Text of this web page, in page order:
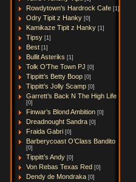
Rowdytown's Hardrock Cafe [1]
Odry Tipit z Hanky [0]
Kamikaze Tipit z Hanky [1]
Tipsy [1]
Best [1]
Bullit Asteriks [1]
Tolk O’The Town PJ [0]
Tippitt’s Betty Boop [0]
Tippitt’s Jolly Scamp [0]
Garrett’s Back N The High Life
[0]
Finwar’s Blond Ambition [0]
Dreadnought Sandra [0]
Fraida Gabri [0]
Barberycoast O’Class Bandito
[0]
Tippitt’s Andy [0]
Von Rebas Texas Red [0]
Dendy de Mondraka [0]